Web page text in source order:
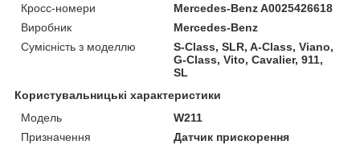
Кросс-номери
Mercedes-Benz A0025426618
Виробник
Mercedes-Benz
Сумісність з моделлю
S-Class, SLR, A-Class, Viano,
G-Class, Vito, Cavalier, 911,
SL
Користувальницькі характеристики
Модель
W211
Призначення
Датчик прискорення